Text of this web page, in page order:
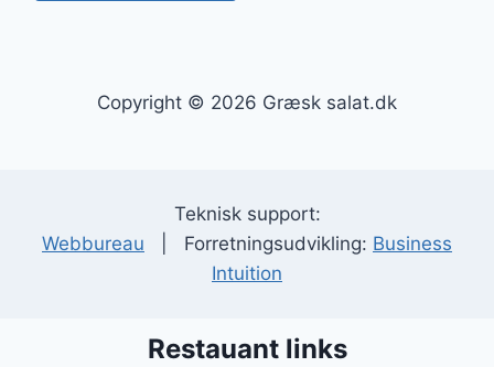
Copyright © 2026 Græsk salat.dk
Teknisk support:
Webbureau | Forretningsudvikling: Business
Intuition
Restauant links